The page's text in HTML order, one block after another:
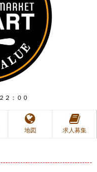
２：００
地図 求人募集